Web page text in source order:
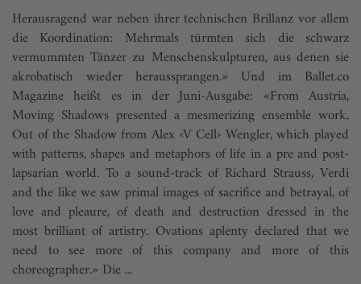
Herausragend war neben ihrer technischen Brillanz vor allem
die Koordination: Mehrmals türmten sich die schwarz
vermummten Tänzer zu Menschenskulpturen, aus denen sie
akrobatisch wieder heraussprangen.» Und im Ballet.co
Magazine heißt es in der Juni-Ausgabe: «From Austria,
Moving Shadows presented a mesmerizing ensemble work,
Out of the Shadow from Alex ‹V Cell› Wengler, which played
with patterns, shapes and metaphors of life in a pre and post-
lapsarian world. To a sound-track of Richard Strauss, Verdi
and the like we saw primal images of sacrifice and betrayal, of
love and pleaure, of death and destruction dressed in the
most brilliant of artistry. Ovations aplenty declared that we
need to see more of this company and more of this
choreographer.» Die ...